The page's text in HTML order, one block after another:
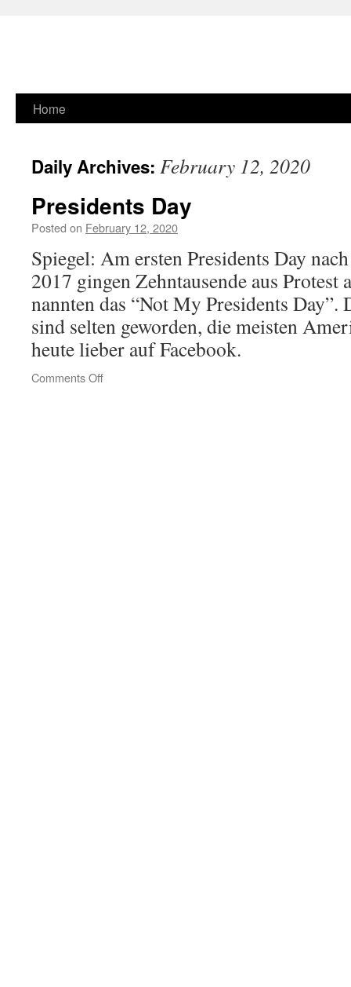
Skip
content
Home
Daily Archives: February 12, 2020
Presidents Day
Posted on February 12, 2020
Spiegel: Am ersten Presidents Day
2017 gingen Zehntausende aus Protest
nannten das “Not My Presidents Day”.
sind selten geworden, die meisten
heute lieber auf Facebook.
Comments Offon